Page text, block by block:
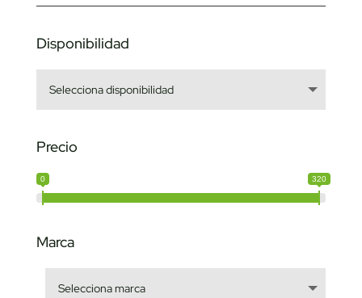
Disponibilidad
Precio
0 320
Marca